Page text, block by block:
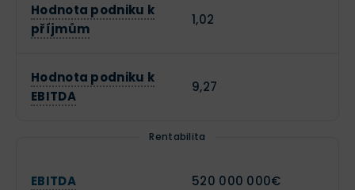
Hodnota podniku k
příjmům
1,02
Hodnota podniku k
EBITDA
9,27
Rentabilita
EBITDA 520 000 000€